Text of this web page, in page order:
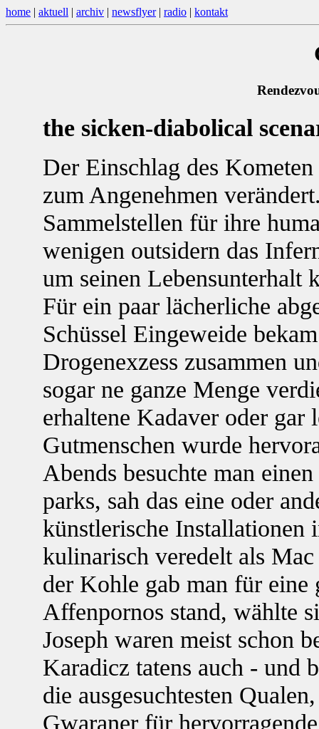
home | aktuell | archiv | newsflyer| radio | kontakt
the sicken-diabolical
Der Einschlag des
zum Angenehmen
Sammelstellen für ihre
wenigen outsidern das
um seinen Lebensunterhalt
Für ein paar lächerliche
Schüssel Eingeweide
Drogenexzess zusammen
sogar ne ganze Menge
erhaltene Kadaver oder gar
Gutmenschen wurde
Abends besuchte man
parks, sah das eine oder
künstlerische Installationen
kulinarisch veredelt als
der Kohle gab man für eine
Affenpornos stand, wählte
Joseph waren meist schon
Karadicz tatens auch - und
die ausgesuchtesten
Gwaraner für